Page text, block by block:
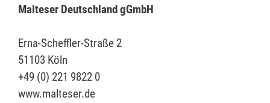
Malteser Deutschland gGmbH
Erna-Scheffler-Straße 2
51103 Köln
+49 (0) 221 9822 0
www.malteser.de